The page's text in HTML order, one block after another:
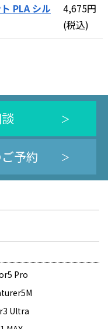
PLA シル
4,675円
(税込)
予約
Pro
Ultra